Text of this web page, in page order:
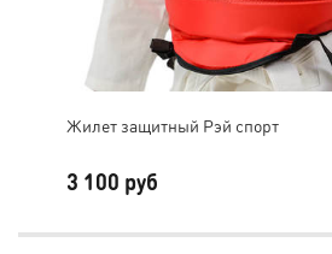
Жилет защитный Рэй спорт
3 100 руб